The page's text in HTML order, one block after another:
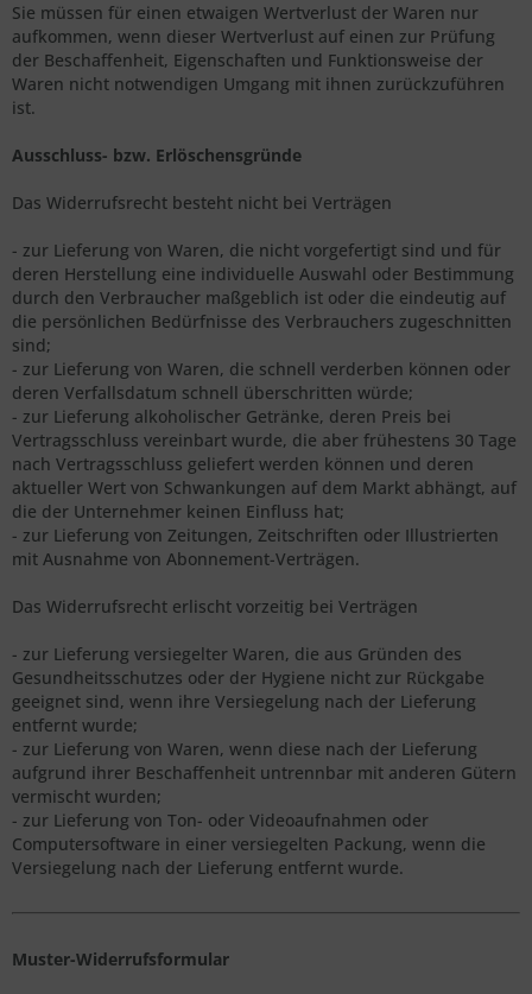
Sie müssen für einen etwaigen Wertverlust der Waren nur
aufkommen, wenn dieser Wertverlust auf einen zur Prüfung
der Beschaffenheit, Eigenschaften und Funktionsweise der
Waren nicht notwendigen Umgang mit ihnen zurückzuführen
ist.
Ausschluss- bzw. Erlöschensgründe
Das Widerrufsrecht besteht nicht bei Verträgen
- zur Lieferung von Waren, die nicht vorgefertigt sind und für
deren Herstellung eine individuelle Auswahl oder Bestimmung
durch den Verbraucher maßgeblich ist oder die eindeutig auf
die persönlichen Bedürfnisse des Verbrauchers zugeschnitten
sind;
- zur Lieferung von Waren, die schnell verderben können oder
deren Verfallsdatum schnell überschritten würde;
- zur Lieferung alkoholischer Getränke, deren Preis bei
Vertragsschluss vereinbart wurde, die aber frühestens 30 Tage
nach Vertragsschluss geliefert werden können und deren
aktueller Wert von Schwankungen auf dem Markt abhängt, auf
die der Unternehmer keinen Einfluss hat;
- zur Lieferung von Zeitungen, Zeitschriften oder Illustrierten
mit Ausnahme von Abonnement-Verträgen.
Das Widerrufsrecht erlischt vorzeitig bei Verträgen
- zur Lieferung versiegelter Waren, die aus Gründen des
Gesundheitsschutzes oder der Hygiene nicht zur Rückgabe
geeignet sind, wenn ihre Versiegelung nach der Lieferung
entfernt wurde;
- zur Lieferung von Waren, wenn diese nach der Lieferung
aufgrund ihrer Beschaffenheit untrennbar mit anderen Gütern
vermischt wurden;
- zur Lieferung von Ton- oder Videoaufnahmen oder
Computersoftware in einer versiegelten Packung, wenn die
Versiegelung nach der Lieferung entfernt wurde.
Muster-Widerrufsformular